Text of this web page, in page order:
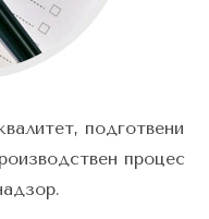
подготвени
процес